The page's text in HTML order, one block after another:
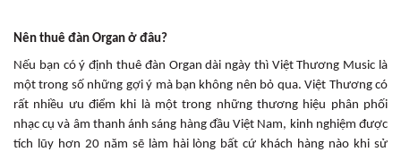
Nên thuê đàn Organ ở đâu?
Nếu bạn có ý định thuê đàn Organ dài ngày thì Việt Thương Music là
một trong số những gợi ý mà bạn không nên bỏ qua. Việt Thương có
rất nhiều ưu điểm khi là một trong những thương hiệu phân phối
nhạc cụ và âm thanh ánh sáng hàng đầu Việt Nam, kinh nghiệm được
tích lũy hơn 20 năm sẽ làm hài lòng bất cứ khách hàng nào khi sử